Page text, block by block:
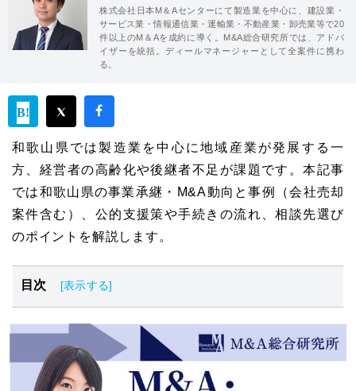
株式会社日本M＆Aセンターにて製造業を中心に、建設業・
サービス業・情報通信業・運輸業・不動産業・卸売業等で20
件以上のM＆Aを成約に導く。M&A総合研究所では、アドバ
イザーを統括。ディールマネージャーとして全案件に携わ
る。
和歌山県では製造業を中心に地域産業が発展する一
方、経営者の高齢化や後継者不足が課題です。本記事
では和歌山県の事業承継・M&A動向と事例（会社売却
案件含む）、公的支援策や手続きの流れ、相談先選び
のポイントを解説します。
目次
和歌山県の産業・経済の特徴
和歌山県のM&A・会社売却・事業承継の動向
和歌山県近郊のM&Aの案件一覧
和歌山県のM&A・会社売却・事業承継案件を探す3つの手